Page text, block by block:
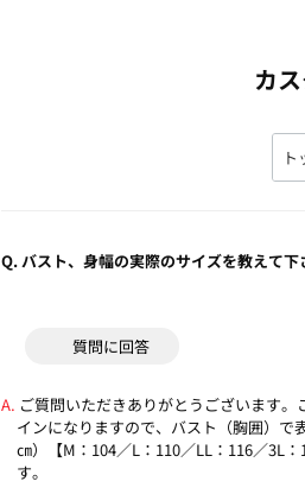
カ
Q.バスト、身幅の実際のサイズを教えて下
ご質問いただきありがとうございます
インになりますので、バスト（胸囲）
㎝）【M：104／L：110／LL：116／3L
す。
質問に回答